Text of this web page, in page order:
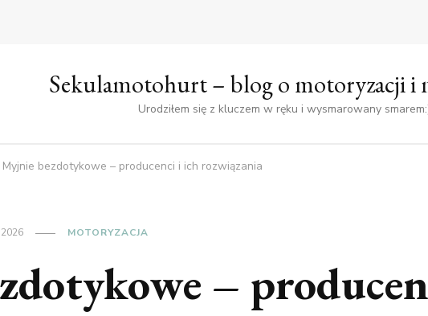
Sekulamotohurt – blog o motoryzacji i
Urodziłem się z kluczem w ręku i wysmarowany
Myjnie bezdotykowe – producenci i ich rozwiązania
MOTORYZACJA
–